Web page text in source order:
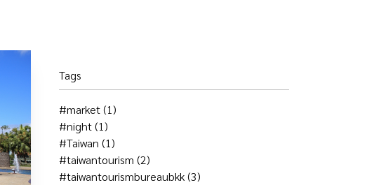
Tags
#market(1)
#night(1)
#Taiwan (1)
#taiwantourism (2)
#taiwantourismbureaubkk(3)